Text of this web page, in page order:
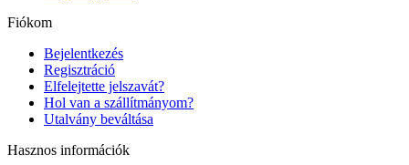
Fiókom
Bejelentkezés
Regisztráció
Elfelejtette jelszavát?
Hol van a szállítmányom?
Utalvány beváltása
Hasznos információk